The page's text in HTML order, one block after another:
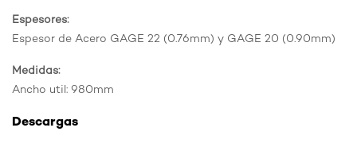
Espesores:
Espesor de Acero GAGE 22 (0.76mm) y GAGE 20 (0.90mm)
Medidas:
Ancho util: 980mm
Descargas